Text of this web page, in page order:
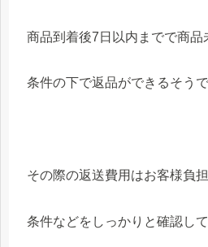
商品到着後7日以内までで商品
条件の下で返品ができるそうで
その際の返送費用はお客様負
条件などをしっかりと確認し